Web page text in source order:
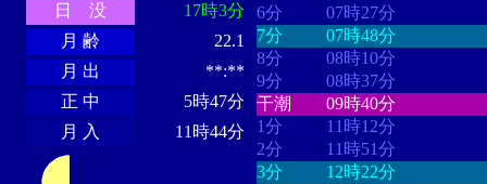
日 没
17時3分
月 齢
22.1
月 出
**:**
正 中
5時47分
月 入
11時44分
6分
07時27分
7分
07時48分
8分
08時10分
9分
08時37分
干潮
09時40分
1分
11時12分
2分
11時51分
3分
12時22分